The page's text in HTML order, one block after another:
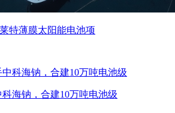
特薄膜太阳能电池项
海钠，合建10万吨电池级